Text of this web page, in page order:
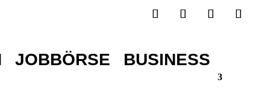
JOBBÖRSE BUSINESS